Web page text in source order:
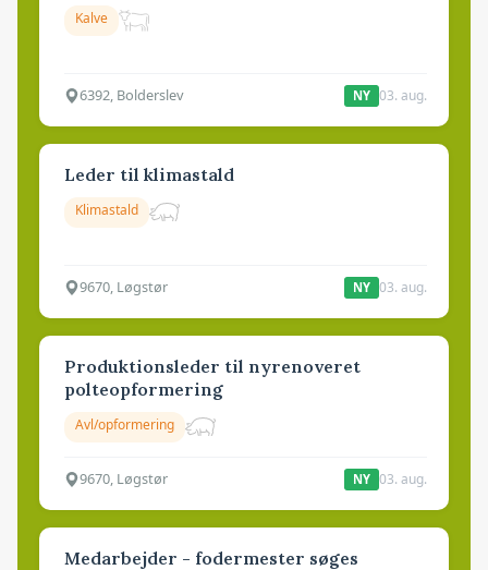
Kalve
6392, Bolderslev NY 03. aug.
Leder til klimastald
Klimastald
9670, Løgstør NY 03. aug.
Produktionsleder til nyrenoveret
polteopformering
Avl/opformering
9670, Løgstør NY 03. aug.
Medarbejder - fodermester søges